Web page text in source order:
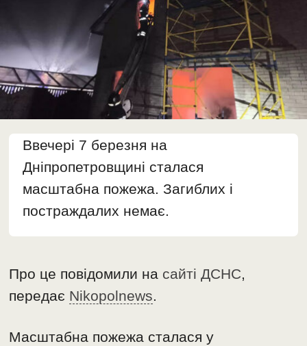
Ввечері 7 березня на
Дніпропетровщині сталася
масштабна пожежа. Загиблих і
постраждалих немає.
Про це повідомили на сайті ДСНС,
передає Nikopolnews.
Масштабна пожежа сталася у